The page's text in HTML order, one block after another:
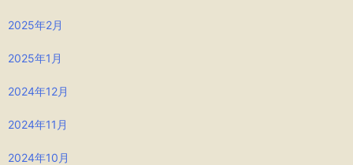
2025年2月
2025年1月
2024年12月
2024年11月
2024年10月